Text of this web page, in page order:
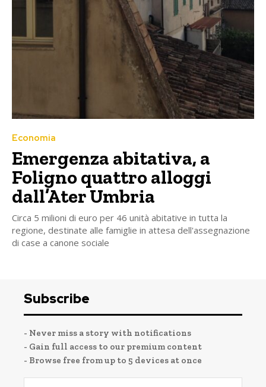
Economia
Emergenza abitativa, a
Foligno quattro alloggi
dall’Ater Umbria
Circa 5 milioni di euro per 46 unità abitative in tutta la
regione, destinate alle famiglie in attesa dell'assegnazione
di case a canone sociale
Subscribe
- Never miss a story with notifications
- Gain full access to our premium content
- Browse free from up to 5 devices at once